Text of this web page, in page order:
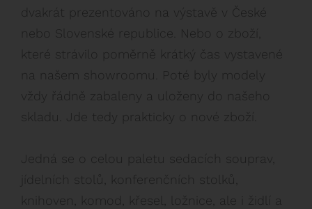
dvakrát prezentováno na výstavě v České
nebo Slovenské republice. Nebo o zboží,
které strávilo poměrně krátký čas vystavené
na našem showroomu. Poté byly modely
vždy řádně zabaleny a uloženy do našeho
skladu. Jde tedy prakticky o nové zboží.
Jedná se o celou paletu sedacích souprav,
jídelních stolů, konferenčních stolků,
knihoven, komod, křesel, ložnice, ale i židlí a